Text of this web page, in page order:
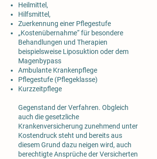
Heilmittel,
Hilfsmittel,
Zuerkennung einer Pflegestufe
„Kostenübernahme“ für besondere
Behandlungen und Therapien
beispielsweise Liposuktion oder dem
Magenbypass
Ambulante Krankenpflege
Pflegestufe (Pflegeklasse)
Kurzzeitpflege
Gegenstand der Verfahren. Obgleich
auch die gesetzliche
Krankenversicherung zunehmend unter
Kostendruck steht und bereits aus
diesem Grund dazu neigen wird, auch
berechtigte Ansprüche der Versicherten